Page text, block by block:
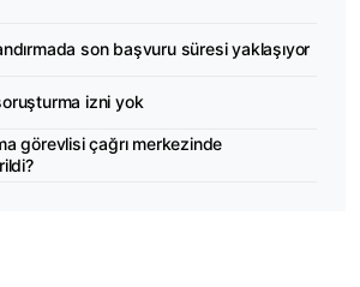
son başvuru süresi yaklaşıyor
izni yok
görevlisi çağrı merkezinde